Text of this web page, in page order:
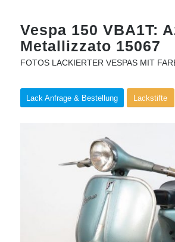
Vespa 150 VBA1T:
Metallizzato 15067
FOTOS LACKIERTER VESPAS MIT
Lack Anfrage & Bestellung Lackstifte